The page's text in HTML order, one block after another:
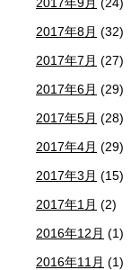
2017年8月 (32)
2017年7月 (27)
2017年6月 (29)
2017年5月 (28)
2017年4月 (29)
2017年3月 (15)
2017年1月 (2)
2016年12月 (1)
2016年11月 (1)